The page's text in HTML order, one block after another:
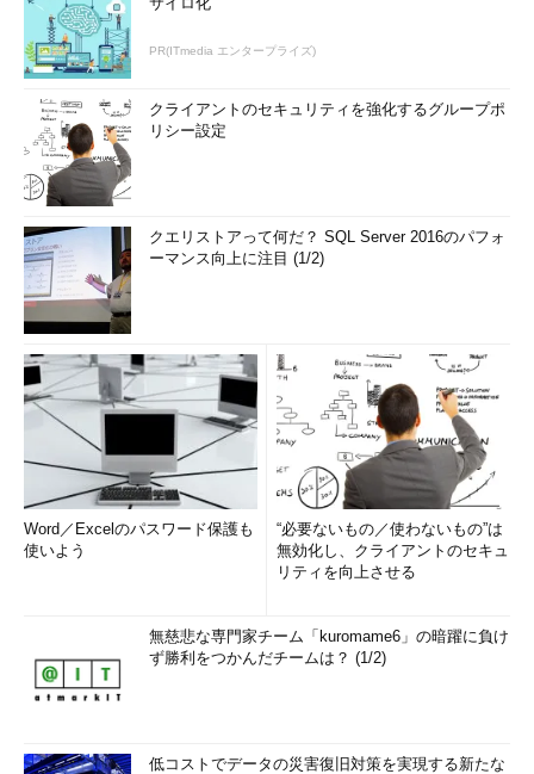
PR(ITmedia エンタープライズ)
クライアントのセキュリティを強化するグループポ
リシー設定
クエリストアって何だ？ SQL Server 2016のパフォ
ーマンス向上に注目 (1/2)
Word／Excelのパスワード保護も
使いよう
“必要ないもの／使わないもの”は
無効化し、クライアントのセキュ
リティを向上させる
無慈悲な専門家チーム「kuromame6」の暗躍に負け
ず勝利をつかんだチームは？ (1/2)
低コストでデータの災害復旧対策を実現する新たな